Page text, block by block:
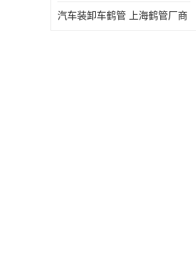
汽车装卸车鹤管 上海鹤管厂商